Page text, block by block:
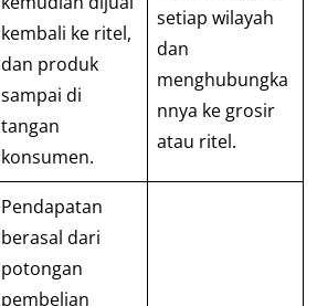
kembali ke ritel,
dan produk
sampai di
tangan
konsumen.
setiap wilayah
dan
menghubungka
nnya ke grosir
atau ritel.
Pendapatan
berasal dari
potongan
pembelian